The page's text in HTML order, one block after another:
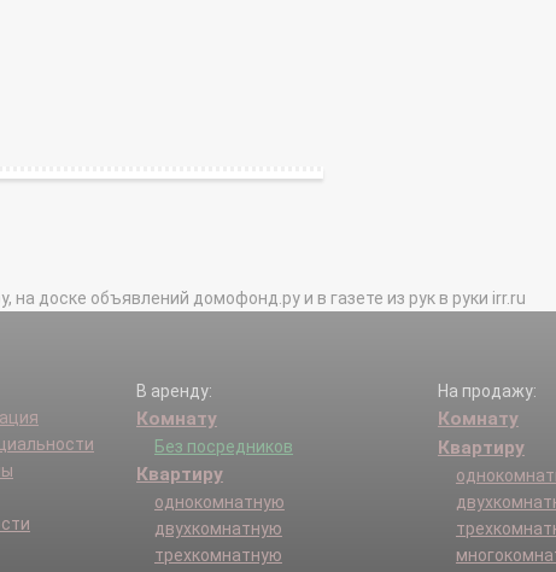
доске объявлений домофонд.ру и в газете из рук в руки irr.ru
В аренду:
Комнату
Без посредников
Квартиру
однокомнатную
двухкомнатную
трехкомнатную
На продажу:
Комнату
Квартиру